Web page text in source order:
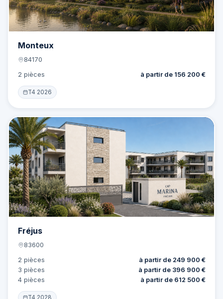
Monteux
84170
2 pièces
à partir de 156 200 €
T4 2026
Offre 15 lots
Fréjus
83600
2 pièces
à partir de 249 900 €
3 pièces
à partir de 396 900 €
4 pièces
à partir de 612 500 €
T4 2028